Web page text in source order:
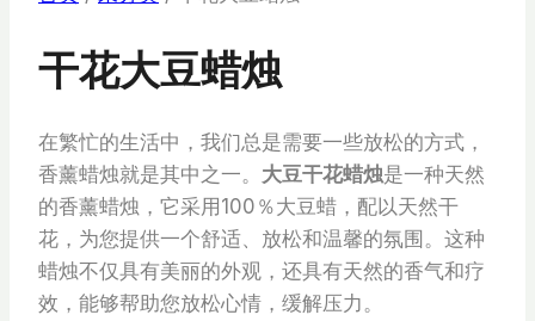
干花大豆蜡烛
在繁忙的生活中，我们总是需要一些放松的方式，
香薰蜡烛就是其中之一。 大豆干花蜡烛是一种天然
的香薰蜡烛，它采用100％大豆蜡，配以天然干
花，为您提供一个舒适、放松和温馨的氛围。这种
蜡烛不仅具有美丽的外观，还具有天然的香气和疗
效，能够帮助您放松心情，缓解压力。